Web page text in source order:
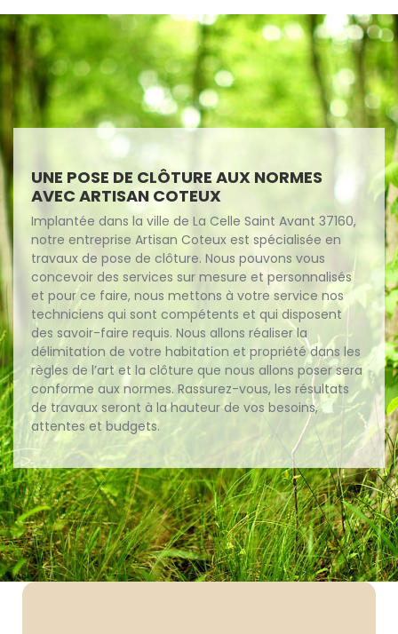
UNE POSE DE CLÔTURE AUX NORMES
AVEC ARTISAN COTEUX
Implantée dans la ville de La Celle Saint Avant 37160,
notre entreprise Artisan Coteux est spécialisée en
travaux de pose de clôture. Nous pouvons vous
concevoir des services sur mesure et personnalisés
et pour ce faire, nous mettons à votre service nos
techniciens qui sont compétents et qui disposent
des savoir-faire requis. Nous allons réaliser la
délimitation de votre habitation et propriété dans les
règles de l’art et la clôture que nous allons poser sera
conforme aux normes. Rassurez-vous, les résultats
de travaux seront à la hauteur de vos besoins,
attentes et budgets.